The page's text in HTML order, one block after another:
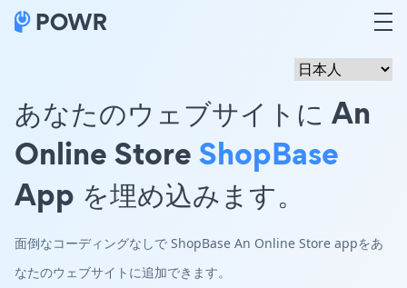
あなたのウェブサイトに An
Online StoreShopBase
App を埋め込みます。
面倒なコーディングなしで ShopBase An Online Store appをあ
なたのウェブサイトに追加できます。